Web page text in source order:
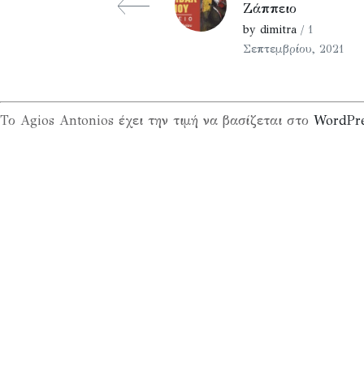
Ζάππειο
by dimitra / 1
Σεπτεμβρίου, 2021
Το Agios Antonios έχει την τιμή να βασίζεται στο